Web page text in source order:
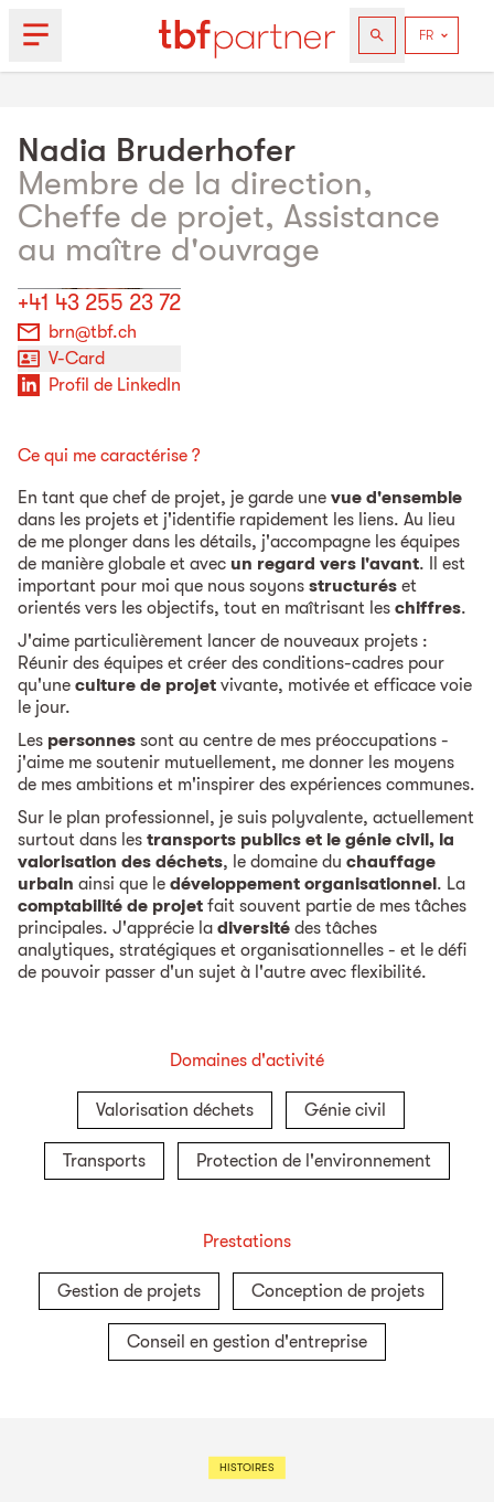
Nadia Bruderhofer
Membre de la direction,
Cheffe de projet, Assistance
au maître d'ouvrage
+41 43 255 23 72
brn@tbf.ch
V-Card
Profil de LinkedIn
Ce qui me caractérise ?
En tant que chef de projet, je garde une vue d'ensemble
dans les projets et j'identifie rapidement les liens. Au lieu
de me plonger dans les détails, j'accompagne les équipes
de manière globale et avec un regard vers l'avant. Il est
important pour moi que nous soyons structurés et
orientés vers les objectifs, tout en maîtrisant les chiffres.
J'aime particulièrement lancer de nouveaux projets :
Réunir des équipes et créer des conditions-cadres pour
qu'une culture de projet vivante, motivée et efficace voie
le jour.
Les personnes sont au centre de mes préoccupations -
j'aime me soutenir mutuellement, me donner les moyens
de mes ambitions et m'inspirer des expériences communes.
Sur le plan professionnel, je suis polyvalente, actuellement
surtout dans les transports publics et le génie civil, la
valorisation des déchets, le domaine du chauffage
urbain ainsi que le développement organisationnel. La
comptabilité de projet fait souvent partie de mes tâches
principales. J'apprécie la diversité des tâches
analytiques, stratégiques et organisationnelles - et le défi
de pouvoir passer d'un sujet à l'autre avec flexibilité.
Domaines d'activité
Valorisation déchets Génie civil
Transports Protection de l'environnement
Prestations
Gestion de projets Conception de projets
Conseil en gestion d'entreprise
HISTOIRES